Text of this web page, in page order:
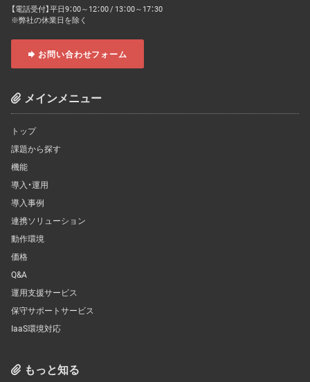
【電話受付】平日9：00～12：00 / 13：00～17：30
※弊社の休業日を除く
お問い合わせフォーム
メインメニュー
トップ
課題から探す
機能
導入・運用
導入事例
連携ソリューション
動作環境
価格
Q&A
運用支援サービス
保守サポートサービス
IaaS環境対応
もっと知る